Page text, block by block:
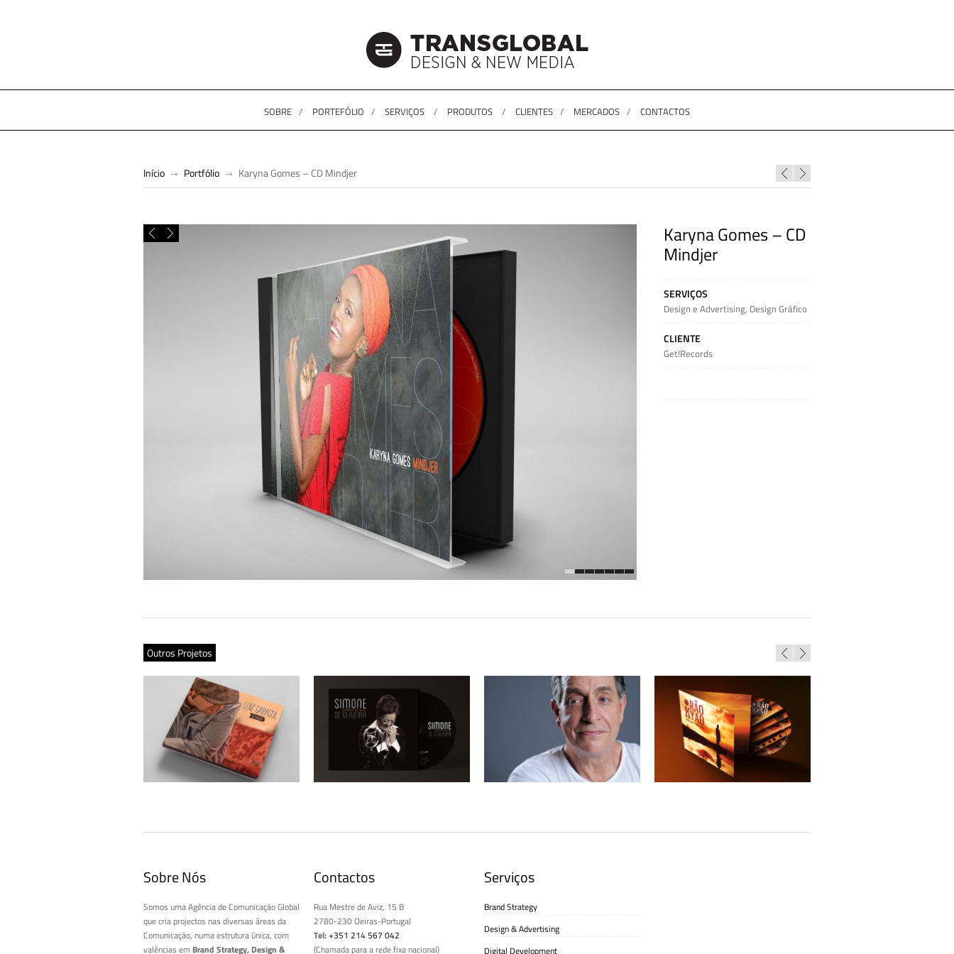
SOBRE PORTEFÓLIO SERVIÇOS PRODUTOS CLIENTES MERCADOS CONTACTOS
Início Portfólio Karyna Gomes – CD Mindjer
1 2 3 4 5 6 7
Karyna Gomes – CD
Mindjer
SERVIÇOS
Design e Advertising, Design Gráfico
CLIENTE
Get!Records
Outros Projetos
Sobre Nós
Somos uma Agência de Comunicação Global
que cria projectos nas diversas áreas da
Comunicação, numa estrutura única, com
valências em Brand Strategy, Design &
Contactos
Rua Mestre de Aviz, 15 B
2780-230 Oeiras-Portugal
Tel:+351 214 567 042
(Chamada para a rede fixa nacional)
Serviços
Brand Strategy
Design & Advertising
Digital Development